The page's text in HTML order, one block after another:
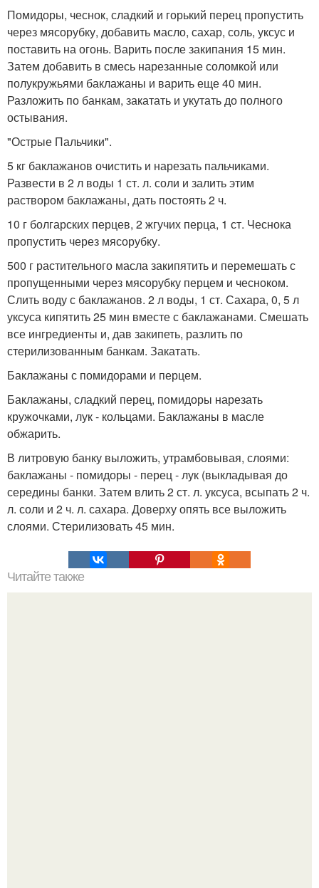
Помидоры, чеснок, сладкий и горький перец пропустить
через мясорубку, добавить масло, сахар, соль, уксус и
поставить на огонь. Варить после закипания 15 мин.
Затем добавить в смесь нарезанные соломкой или
полукружьями баклажаны и варить еще 40 мин.
Разложить по банкам, закатать и укутать до полного
остывания.
"Острые Пальчики".
5 кг баклажанов очистить и нарезать пальчиками.
Развести в 2 л воды 1 ст. л. соли и залить этим
раствором баклажаны, дать постоять 2 ч.
10 г болгарских перцев, 2 жгучих перца, 1 ст. Чеснока
пропустить через мясорубку.
500 г растительного масла закипятить и перемешать с
пропущенными через мясорубку перцем и чесноком.
Слить воду с баклажанов. 2 л воды, 1 ст. Сахара, 0, 5 л
уксуса кипятить 25 мин вместе с баклажанами. Смешать
все ингредиенты и, дав закипеть, разлить по
стерилизованным банкам. Закатать.
Баклажаны с помидорами и перцем.
Баклажаны, сладкий перец, помидоры нарезать
кружочками, лук - кольцами. Баклажаны в масле
обжарить.
В литровую банку выложить, утрамбовывая, слоями:
баклажаны - помидоры - перец - лук (выкладывая до
середины банки. Затем влить 2 ст. л. уксуса, всыпать 2 ч.
л. соли и 2 ч. л. сахара. Доверху опять все выложить
слоями. Стерилизовать 45 мин.
Читайте также